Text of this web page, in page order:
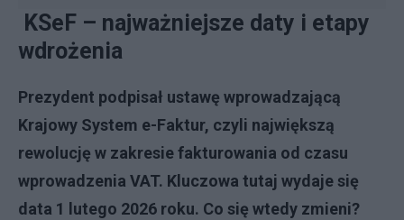
KSeF – najważniejsze daty i etapy
wdrożenia
Prezydent podpisał ustawę wprowadzającą
Krajowy System e-Faktur, czyli największą
rewolucję w zakresie fakturowania od czasu
wprowadzenia VAT. Kluczowa tutaj wydaje się
data 1 lutego 2026 roku. Co się wtedy zmieni?